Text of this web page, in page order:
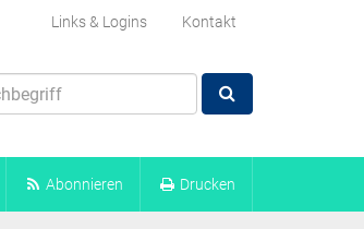
Links & Logins Kontakt
Abonnieren Drucken